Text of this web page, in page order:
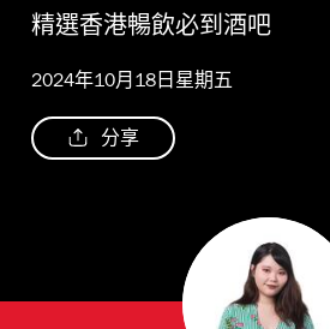
精選香港暢飲必到酒吧
2024年10月18日星期五
分享